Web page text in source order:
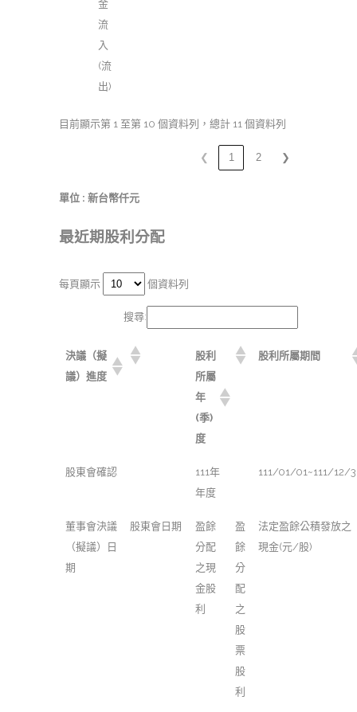
金
流
入
(流
出)
目前顯示第 1 至第 10 個資料列，總計 11 個資料列
❮ 1 2 ❯
單位 : 新台幣仟元
最近期股利分配
每頁顯示 個資料列
搜尋:
決議（擬
議）進度
股利
所屬
年
(季)
度
股利所屬期間
股東會確認
111年
年度
111/01/01~111/12/
董事會決議
（擬議）日
期
股東會日期
盈餘
分配
之現
金股
利
盈
餘
分
配
之
股
票
股
利
法定盈餘公積發放之
現金(元/股)